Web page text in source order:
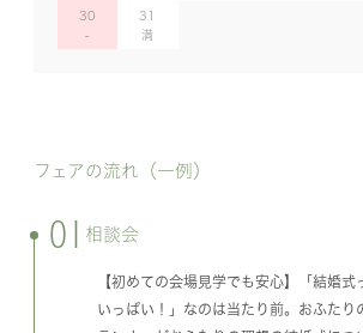
30 31
フェアの流れ（一例）
01 相談会
【初めての会場見学でも安心】「結婚
いっぱい！」なのは当たり前。おふたり